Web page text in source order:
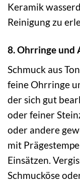
Keramik
Reinigung zu
8. Ohrringe und
Schmuck aus
feine Ohrringe
der sich gut
oder feiner
oder andere
mit
Einsätzen.
Schmucköse